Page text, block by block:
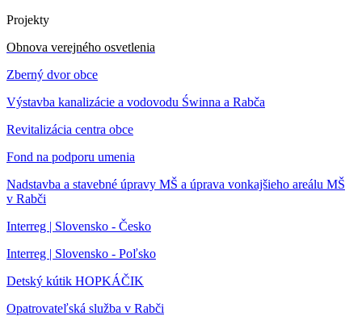
Projekty
Obnova verejného osvetlenia
Zberný dvor obce
Výstavba kanalizácie a vodovodu Świnna a Rabča
Revitalizácia centra obce
Fond na podporu umenia
Nadstavba a stavebné úpravy MŠ a úprava vonkajšieho areálu MŠ
v Rabči
Interreg | Slovensko - Česko
Interreg | Slovensko - Poľsko
Detský kútik HOPKÁČIK
Opatrovateľská služba v Rabči